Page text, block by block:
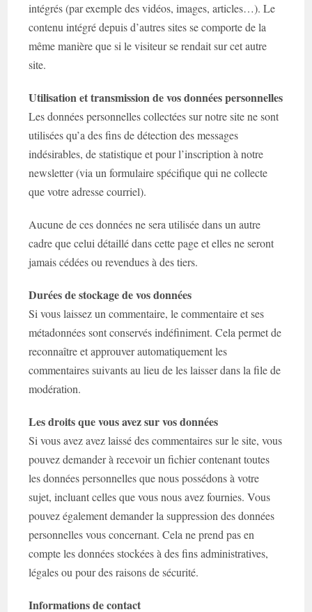
intégrés (par exemple des vidéos, images, articles…). Le
contenu intégré depuis d’autres sites se comporte de la
même manière que si le visiteur se rendait sur cet autre
site.
Utilisation et transmission de vos données personnelles
Les données personnelles collectées sur notre site ne sont
utilisées qu’a des fins de détection des messages
indésirables, de statistique et pour l’inscription à notre
newsletter (via un formulaire spécifique qui ne collecte
que votre adresse courriel).
Aucune de ces données ne sera utilisée dans un autre
cadre que celui détaillé dans cette page et elles ne seront
jamais cédées ou revendues à des tiers.
Durées de stockage de vos données
Si vous laissez un commentaire, le commentaire et ses
métadonnées sont conservés indéfiniment. Cela permet de
reconnaître et approuver automatiquement les
commentaires suivants au lieu de les laisser dans la file de
modération.
Les droits que vous avez sur vos données
Si vous avez avez laissé des commentaires sur le site, vous
pouvez demander à recevoir un fichier contenant toutes
les données personnelles que nous possédons à votre
sujet, incluant celles que vous nous avez fournies. Vous
pouvez également demander la suppression des données
personnelles vous concernant. Cela ne prend pas en
compte les données stockées à des fins administratives,
légales ou pour des raisons de sécurité.
Informations de contact